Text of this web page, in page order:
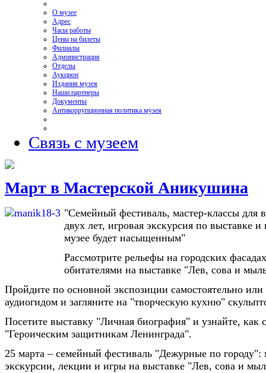
О музее
Адрес
Часы работы
Цены на билеты
Филиалы
Администрация
Отделы
Аукцион
Издания музея
Наши партнеры
Документы
Антикоррупционная политика музея
Связь с музеем
Март в Мастерской Аникушина
"Семейный фестиваль, мастер-классы для
двух лет, игровая экскурсия по выставке
музее будет насыщенным"
Рассмотрите рельефы на городских
обитателями на выставке "Лев, сова и
Пройдите по основной экспозиции самостоятельно
аудиогидом и загляните на "творческую кухню"
Посетите выставку "Личная биография" и узнайте, как
"Героическим защитникам Ленинграда".
25 марта – семейный фестиваль "Дежурные по городу":
экскурсии, лекции и игры на выставке "Лев, сова и